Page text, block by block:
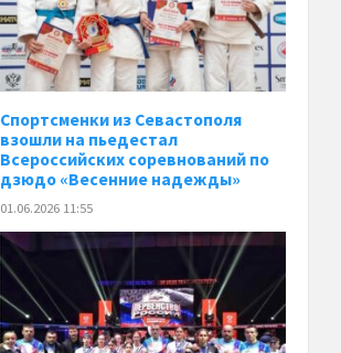
Спортсменки из Севастополя
взошли на пьедестал
Всероссийских соревнований по
дзюдо «Весенние надежды»
01.06.2026 11:55